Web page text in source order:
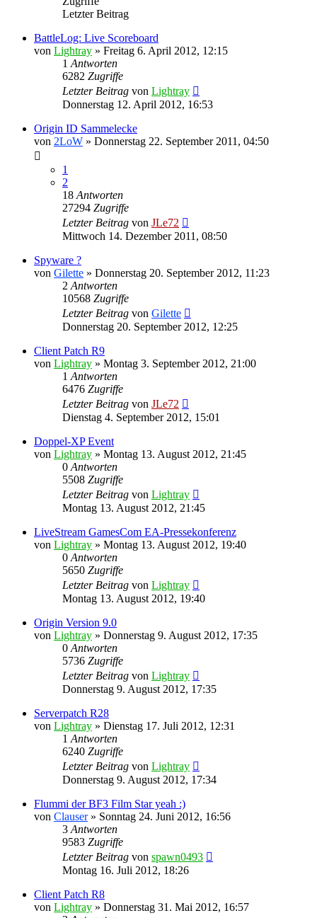
Letzter Beitrag
BattleLog: Live Scoreboard
von Lightray » Freitag 6. April 2012, 12:15
1 Antworten
6282 Zugriffe
Letzter Beitrag von Lightray
Donnerstag 12. April 2012, 16:53
Origin ID Sammelecke
von 2LoW » Donnerstag 22. September 2011, 04:50
1
2
18 Antworten
27294 Zugriffe
Letzter Beitrag von JLe72
Mittwoch 14. Dezember 2011, 08:50
Spyware ?
von Gilette » Donnerstag 20. September 2012, 11:23
2 Antworten
10568 Zugriffe
Letzter Beitrag von Gilette
Donnerstag 20. September 2012, 12:25
Client Patch R9
von Lightray » Montag 3. September 2012, 21:00
1 Antworten
6476 Zugriffe
Letzter Beitrag von JLe72
Dienstag 4. September 2012, 15:01
Doppel-XP Event
von Lightray » Montag 13. August 2012, 21:45
0 Antworten
5508 Zugriffe
Letzter Beitrag von Lightray
Montag 13. August 2012, 21:45
LiveStream GamesCom EA-Pressekonferenz
von Lightray » Montag 13. August 2012, 19:40
0 Antworten
5650 Zugriffe
Letzter Beitrag von Lightray
Montag 13. August 2012, 19:40
Origin Version 9.0
von Lightray » Donnerstag 9. August 2012, 17:35
0 Antworten
5736 Zugriffe
Letzter Beitrag von Lightray
Donnerstag 9. August 2012, 17:35
Serverpatch R28
von Lightray » Dienstag 17. Juli 2012, 12:31
1 Antworten
6240 Zugriffe
Letzter Beitrag von Lightray
Donnerstag 9. August 2012, 17:34
Flummi der BF3 Film Star yeah :)
von Clauser» Sonntag 24. Juni 2012, 16:56
3 Antworten
9583 Zugriffe
Letzter Beitrag von spawn0493
Montag 16. Juli 2012, 18:26
Client Patch R8
von Lightray » Donnerstag 31. Mai 2012, 16:57